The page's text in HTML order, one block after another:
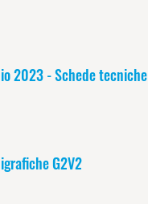
2023 - Schede tecniche
G2V2